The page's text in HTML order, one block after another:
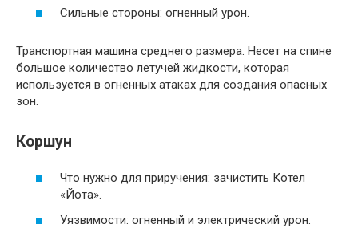
Сильные стороны: огненный урон.
Транспортная машина среднего размера. Несет на спине
большое количество летучей жидкости, которая
используется в огненных атаках для создания опасных
зон.
Коршун
Что нужно для приручения: зачистить Котел
«Йота».
Уязвимости: огненный и электрический урон.